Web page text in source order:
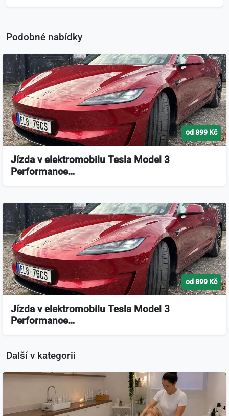
Podobné nabídky
od 899 Kč
Jízda v elektromobilu Tesla Model 3
Performance…
od 899 Kč
Jízda v elektromobilu Tesla Model 3
Performance…
Další v kategorii